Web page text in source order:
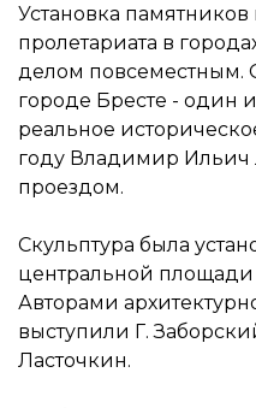
Установка
пролетариата в
делом повсеместным.
городе Бресте - один
реальное
году Владимир
проездом.
Скульптура была
центральной площади
Авторами
выступили Г.
Ласточкин.